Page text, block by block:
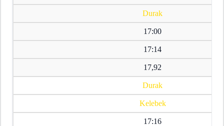
Durak
17:00
17:14
17,92
Durak
Kelebek
17:16